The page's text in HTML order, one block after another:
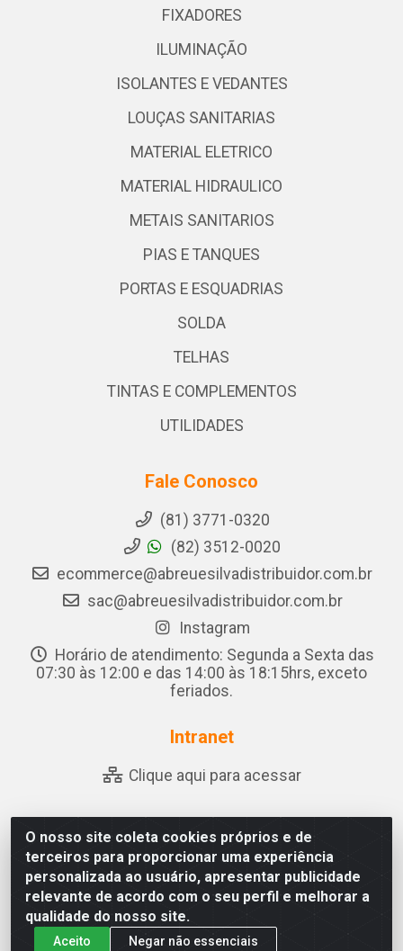
O nosso site coleta cookies próprios e de
terceiros para proporcionar uma experiência
personalizada ao usuário, apresentar publicidade
relevante de acordo com o seu perfil e melhorar a
qualidade do nosso site.
Aceito Negar não essenciais
FIXADORES
ILUMINAÇÃO
ISOLANTES E VEDANTES
LOUÇAS SANITARIAS
MATERIAL ELETRICO
MATERIAL HIDRAULICO
METAIS SANITARIOS
PIAS E TANQUES
PORTAS E ESQUADRIAS
SOLDA
TELHAS
TINTAS E COMPLEMENTOS
UTILIDADES
Fale Conosco
(81) 3771-0320
(82) 3512-0020
ecommerce@abreuesilvadistribuidor.com.br
sac@abreuesilvadistribuidor.com.br
Instagram
Horário de atendimento: Segunda a Sexta das
07:30 às 12:00 e das 14:00 às 18:15hrs, exceto
feriados.
Intranet
Clique aqui para acessar
Abreu & Silva - Rua Padre Jose de Souza Leite, 265 - Ariado,
Olho D'Água das Flores/AL - CEP 57.442-000 - CNPJ
04.790.656/0001-06